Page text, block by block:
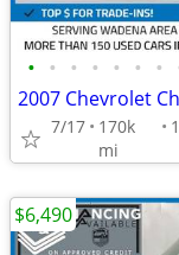
• • • • • • •
2007 Chevrolet
7/17
170k
mi
$6,490